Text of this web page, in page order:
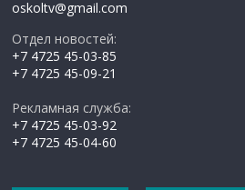
oskoltv@gmail.com
Отдел новостей:
+7 4725 45-03-85
+7 4725 45-09-21
Рекламная служба:
+7 4725 45-03-92
+7 4725 45-04-60